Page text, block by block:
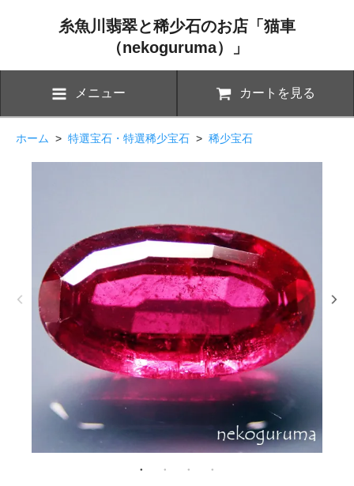
糸魚川翡翠と稀少石のお店「猫車
（nekoguruma）」
メニュー カートを見る
ホーム > 特選宝石・特選稀少宝石 > 稀少宝石